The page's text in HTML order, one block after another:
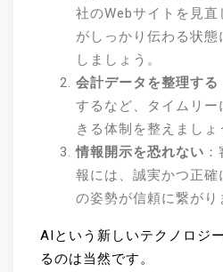
社のWebサイトを見
がしっかり伝わる状
しましょう。
会計データを整理する
するなど、タイムリ
きる体制を整えましょ
情報開示を恐れない
報には、誠実かつ正
の姿勢が信頼に繋がり
AIという新しいテクノロジ
るのは当然です。